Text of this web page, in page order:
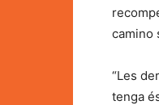
camino
“Les
tenga